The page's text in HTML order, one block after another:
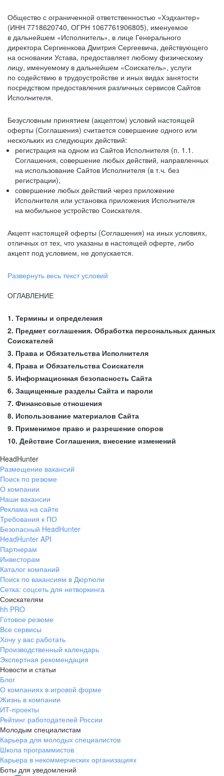
Общество с ограниченной ответственностью «Хэдхантер»
(ИНН 7718620740, ОГРН 1067761906805), именуемое
в дальнейшем «Исполнитель», в лице Генерального
директора Сергиенкова Дмитрия Сергеевича, действующего
на основании Устава, предоставляет любому физическому
лицу, именуемому в дальнейшем «Соискатель», услуги
по содействию в трудоустройстве и иных видах занятости
посредством предоставления различных сервисов Сайтов
Исполнителя.
Безусловным принятием (акцептом) условий настоящей
оферты (Соглашения) считается совершение одного или
нескольких из следующих действий:
регистрация на одном из Сайтов Исполнителя (п. 1.1.
Соглашения, совершение любых действий, направленных
на использование Сайтов Исполнителя (в т.ч. без
регистрации),
совершение любых действий через приложение
Исполнителя или установка приложения Исполнителя
на мобильное устройство Соискателя.
Акцепт настоящей оферты (Соглашения) на иных условиях,
отличных от тех, что указаны в настоящей оферте, либо
акцепт под условием, не допускается.
Развернуть весь текст условий
ОГЛАВЛЕНИЕ
1. Термины и определения
2. Предмет соглашения. Обработка персональных данных
Соискателей
3. Права и Обязательства Исполнителя
4. Права и Обязательства Соискателя
5. Информационная безопасность Сайта
6. Защищенные разделы Сайта и пароли
7. Финансовые отношения
8. Использование материалов Сайта
9. Применимое право и разрешение споров
10. Действие Соглашения, внесение изменений
HeadHunter
Размещение вакансий
Поиск по резюме
О компании
Наши вакансии
Реклама на сайте
Требования к ПО
Безопасный HeadHunter
HeadHunter API
Партнерам
Инвесторам
Каталог компаний
Поиск по вакансиям в Дюртюли
Сетка: соцсеть для нетворкинга
Соискателям
hh PRO
Готовое резюме
Все сервисы
Хочу у вас работать
Производственный календарь
Экспертная рекомендация
Новости и статьи
Блог
О компаниях в игровой форме
Жизнь в компании
ИТ-проекты
Рейтинг работодателей России
Молодым специалистам
Карьера для молодых специалистов
Школа программистов
Карьера в некоммерческих организациях
Боты для уведомлений